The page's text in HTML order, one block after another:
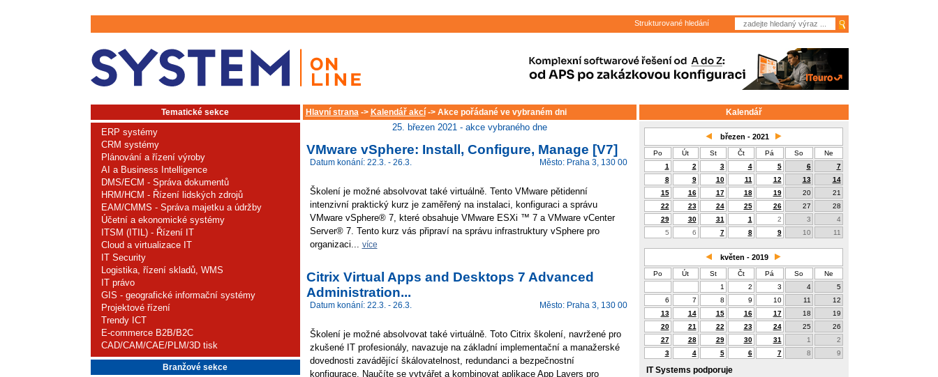
Strukturované hledání
Tematické sekce
ERP systémy
CRM systémy
Plánování a řízení výroby
AI a Business Intelligence
DMS/ECM - Správa dokumentů
HRM/HCM - Řízení lidských zdrojů
EAM/CMMS - Správa majetku a údržby
Účetní a ekonomické systémy
ITSM (ITIL) - Řízení IT
Cloud a virtualizace IT
IT Security
Logistika, řízení skladů, WMS
IT právo
GIS - geografické informační systémy
Projektové řízení
Trendy ICT
E-commerce B2B/B2C
CAD/CAM/CAE/PLM/3D tisk
Branžové sekce
Hlavní strana-> Kalendář akcí-> Akce pořádané ve vybraném dni
25. březen 2021 - akce vybraného dne
VMware vSphere: Install, Configure, Manage [V7]
Datum konání: 22.3. - 26.3. Město: Praha 3, 130 00
Školení je možné absolvovat také virtuálně. Tento VMware pětidenní
intenzivní praktický kurz je zaměřený na instalaci, konfiguraci a správu
VMware vSphere® 7, které obsahuje VMware ESXi ™ 7 a VMware vCenter
Server® 7. Tento kurz vás připraví na správu infrastruktury vSphere pro
organizaci... více
Citrix Virtual Apps and Desktops 7 Advanced
Administration...
Datum konání: 22.3. - 26.3. Město: Praha 3, 130 00
Školení je možné absolvovat také virtuálně. Toto Citrix školení, navržené pro
zkušené IT profesionály, navazuje na základní implementační a manažerské
dovednosti zavádějící škálovatelnost, redundanci a bezpečnostní
konfigurace. Naučíte se vytvářet a kombinovat aplikace App Layers pro
Kalendář
březen - 2021
Po Út St Čt Pá So
Ne
1
2 3 4 5 6
7
8
9 10 11 12 13
14
15
16 17 18 19 20
21
22
23 24 25 26 27
28
29
30 31 1 2 3
4
5
6 7 8 9 10 11
květen - 2019
Po Út St Čt Pá So
Ne
1
2 3 4
5
6
7 8 9 10 11
12
13
14 15 16 17 18
19
20
21 22 23 24 25
26
27
28 29 30 31 1
2
3
4 5 6 7 8 9
IT Systems podporuje